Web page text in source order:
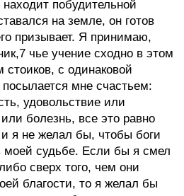
находит побудительной
на земле, он готов
призывает. Я принимаю,
чье учение сходно в этом
с одинаковой
посылается мне счастьем:
удовольствие или
болезнь, все это равно
я не желал бы, чтобы боги
моей судьбе. Если бы я смел
сверх того, чем они
благости, то я желал бы